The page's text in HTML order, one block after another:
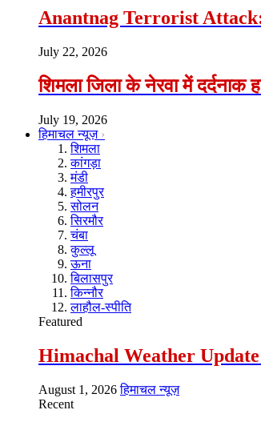
Anantnag Terrorist
July 22, 2026
शिमला जिला के नेरवा में दर्दनाक
July 19, 2026
हिमाचल न्यूज़
शिमला
कांगड़ा
मंडी
हमीरपुर
सोलन
सिरमौर
चंबा
कुल्लू
ऊना
बिलासपुर
किन्नौर
लाहौल-स्पीति
Featured
Himachal Weather
August 1, 2026 हिमाचल न्यूज़
Recent